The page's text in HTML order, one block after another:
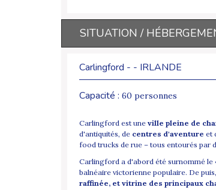
SITUATION /
Carlingford - - IRLANDE
Capacité : 60 personnes
Carlingford est une ville pleine de
d'antiquités, de centres d'aventure et
food trucks de rue – tous entourés par
Carlingford a d'abord été surnommé le
balnéaire victorienne populaire. De
raffinée, et vitrine des principaux